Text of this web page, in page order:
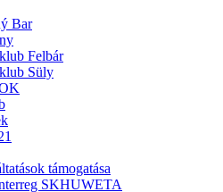
Bar
Felbár
Süly
támogatása
SKHUWETA